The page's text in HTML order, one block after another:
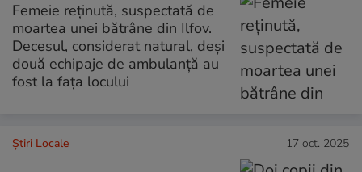
Femeie reținută, suspectată de
moartea unei bătrâne din Ilfov.
Decesul, considerat natural, deși
două echipaje de ambulanță au
fost la fața locului
Știri Locale 17 oct. 2025